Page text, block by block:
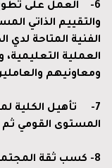
6-
العمل على
والتقييم الذاتي
الفنية المتاحة لدي
العملية
ومعاونيهم
7-
تأهيل الكلية
المستوى القومي ثم
8- كسب ثقة المجتمع في مخرجات منظومه التعليم بالكلية